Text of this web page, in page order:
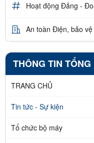
Hoạt động Đảng -
An toàn Điện, bảo
THÔNG TIN
TRANG CHỦ
Tin tức - Sự kiện
Tổ chức bộ máy